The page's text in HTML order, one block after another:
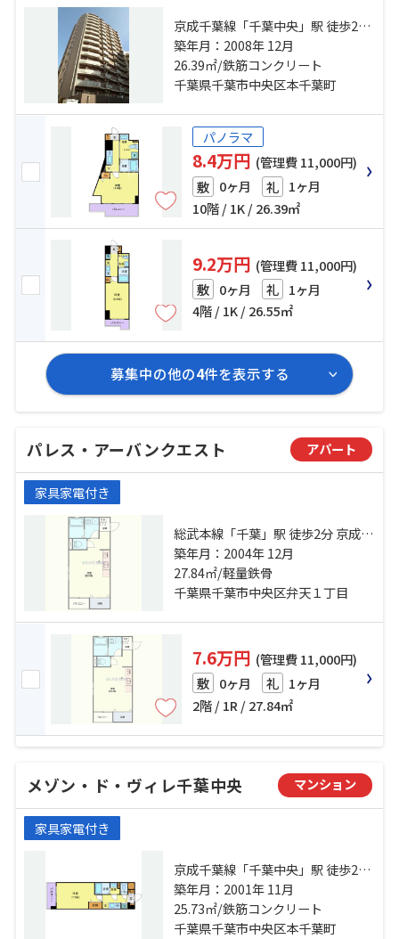
京成千葉線「千葉中央」駅 徒歩2分
総武本線「千葉」駅 徒歩10分 千葉
都市モノレール「葭川公園」駅 徒
歩4分
築年月：2008年 12月
26.39㎡/鉄筋コンクリート
千葉県千葉市中央区本千葉町
パノラマ
8.4万円 (管理費 11,000円)
敷 0ヶ月 礼 1ヶ月
10階 / 1K / 26.39㎡
9.2万円 (管理費 11,000円)
敷 0ヶ月 礼 1ヶ月
4階 / 1K / 26.55㎡
募集中の他の4件を表示する
パレス・アーバンクエスト アパート
家具家電付き
総武本線「千葉」駅 徒歩2分 京成千
葉線「京成千葉」駅 徒歩4分 千葉都
市モノレール「栄町」駅 徒歩10分
築年月：2004年 12月
27.84㎡/軽量鉄骨
千葉県千葉市中央区弁天１丁目
7.6万円 (管理費 11,000円)
敷 0ヶ月 礼 1ヶ月
2階 / 1R / 27.84㎡
メゾン・ド・ヴィレ千葉中央 マンション
家具家電付き
京成千葉線「千葉中央」駅 徒歩2分
総武線「千葉」駅 徒歩13分 千葉都
市モノレール「葭川公園」駅 徒歩2
分
築年月：2001年 11月
25.73㎡/鉄筋コンクリート
千葉県千葉市中央区本千葉町